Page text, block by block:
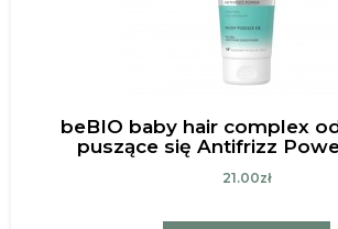
beBIO baby hair complex
puszące się Antifrizz
21.00zł